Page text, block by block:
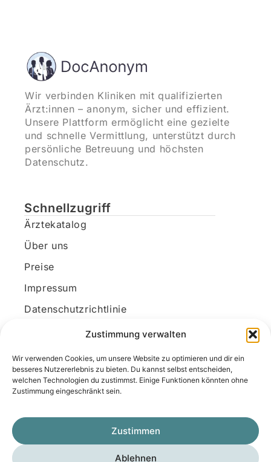
Zustimmung verwalten
Wir verwenden Cookies, um unsere Website zu optimieren und dir ein
besseres Nutzererlebnis zu bieten. Du kannst selbst entscheiden,
welchen Technologien du zustimmst. Einige Funktionen könnten ohne
Zustimmung eingeschränkt sein.
Zustimmen
Ablehnen
Wir verbinden Kliniken mit qualifizierten
Ärzt:innen – anonym, sicher und effizient.
Unsere Plattform ermöglicht eine gezielte
und schnelle Vermittlung, unterstützt durch
persönliche Betreuung und höchsten
Datenschutz.
Schnellzugriff
Ärztekatalog
Über uns
Preise
Impressum
Datenschutzrichtlinie
Kundenkonto
Unsere Kontaktdaten
E-Mail: kontakt@docanonym.com
am Traunsee, Österreich